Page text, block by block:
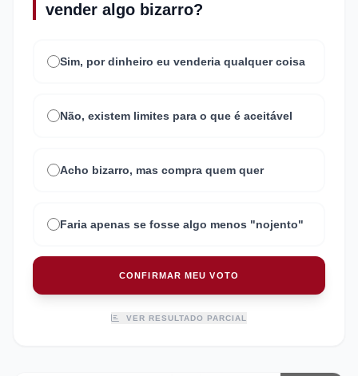
vender algo bizarro?
Sim, por dinheiro eu venderia qualquer coisa
Não, existem limites para o que é aceitável
Acho bizarro, mas compra quem quer
Faria apenas se fosse algo menos "nojento"
CONFIRMAR MEU VOTO
VER RESULTADO PARCIAL